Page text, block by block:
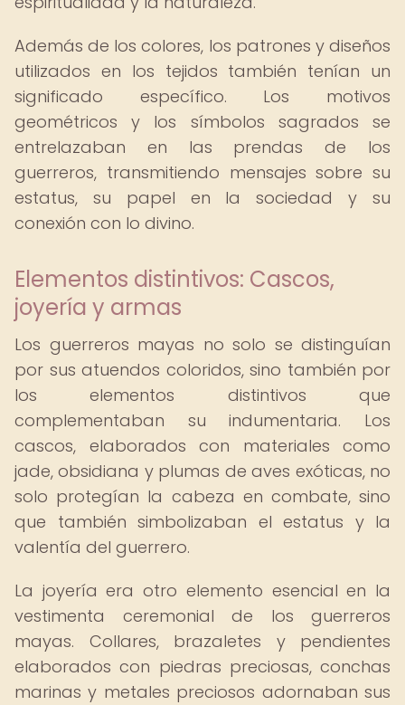
Además de los colores, los patrones y diseños
utilizados en los tejidos también tenían un
significado específico. Los motivos
geométricos y los símbolos sagrados se
entrelazaban en las prendas de los
guerreros, transmitiendo mensajes sobre su
estatus, su papel en la sociedad y su
conexión con lo divino.
Elementos distintivos: Cascos,
joyería y armas
Los guerreros mayas no solo se distinguían
por sus atuendos coloridos, sino también por
los elementos distintivos que
complementaban su indumentaria. Los
cascos, elaborados con materiales como
jade, obsidiana y plumas de aves exóticas, no
solo protegían la cabeza en combate, sino
que también simbolizaban el estatus y la
valentía del guerrero.
La joyería era otro elemento esencial en la
vestimenta ceremonial de los guerreros
mayas. Collares, brazaletes y pendientes
elaborados con piedras preciosas, conchas
marinas y metales preciosos adornaban sus